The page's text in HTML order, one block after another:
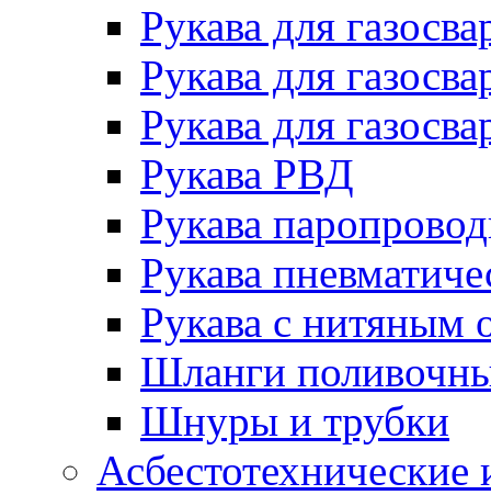
Рукава для
Рукава для
Рукава для
Рукава РВД
Рукава
Рукава
Рукава с нитяным
Шланги
Шнуры и трубки
Асбестотехнические